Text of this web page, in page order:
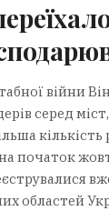
війни
серед
початок
областей